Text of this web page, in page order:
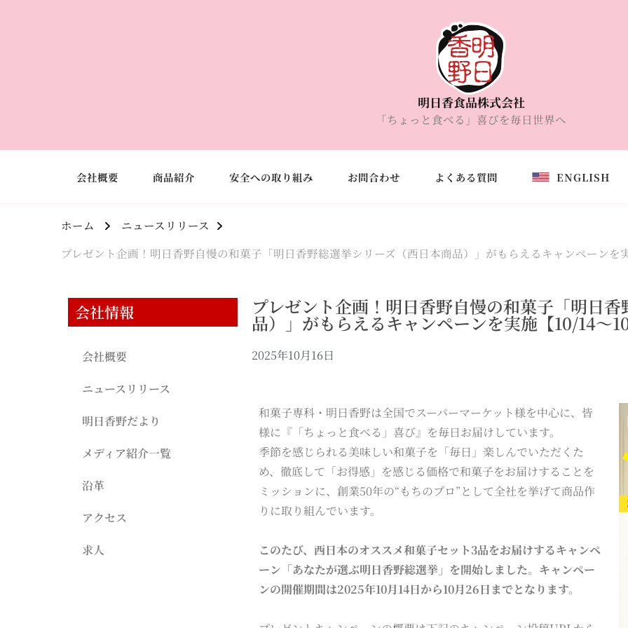
明日香食品株式会社
「ちょっと食べる」喜びを毎日世界へ
会社概要 商品紹介 安全への取り組み お問合わせ よくある質問 ENGLISH
ホーム
ニュースリリース
プレゼント企画！明日香野自慢の和菓子「明日香野総選挙シリーズ（西日本商品）」がもらえるキャンペーンを
会社情報
会社概要
ニュースリリース
明日香野だより
メディア紹介一覧
沿革
アクセス
求人
プレゼント企画！明日香野自慢の和菓子「明日
品）」がもらえるキャンペーンを実施【10/14～
2025年10月16日
和菓子専科・明日香野は全国でスーパーマーケット様を中心に、皆
様に『「ちょっと食べる」喜び』を毎日お届けしています。
季節を感じられる美味しい和菓子を「毎日」楽しんでいただくた
め、徹底して「お得感」を感じる価格で和菓子をお届けすることを
ミッションに、創業50年の“もちのプロ”として全社を挙げて商品作
りに取り組んでいます。
このたび、西日本のオススメ和菓子セット3品をお届けするキャンペ
ーン「あなたが選ぶ明日香野総選挙」を開始しました。キャンペー
ンの開催期間は2025年10月14日から10月26日までとなります。